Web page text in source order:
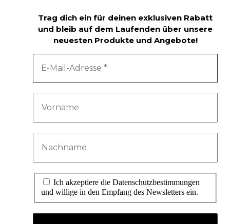
Trag dich ein für deinen exklusiven Rabatt
und bleib auf dem Laufenden über unsere
neuesten Produkte und Angebote!
Ich akzeptiere die Datenschutzbestimmungen
und willige in den Empfang des Newsletters ein.